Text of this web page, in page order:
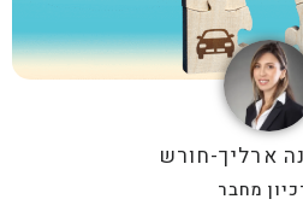
ארליך-חורש
מחבר